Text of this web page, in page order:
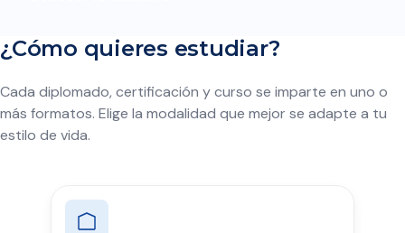
¿Cómo quieres estudiar?
Cada diplomado, certificación y curso se imparte en uno o
más formatos. Elige la modalidad que mejor se adapte a tu
estilo de vida.